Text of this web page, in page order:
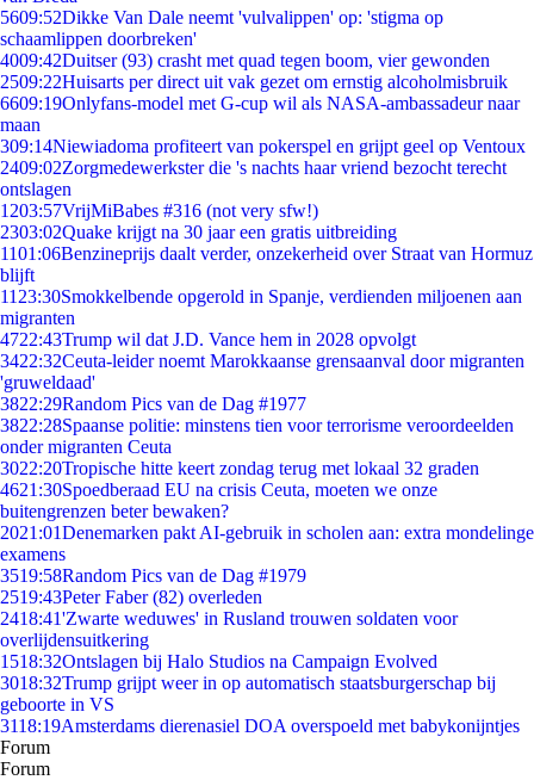
5609:52Dikke Van Dale neemt 'vulvalippen' op: 'stigma op
schaamlippen doorbreken'
4009:42Duitser (93) crasht met quad tegen boom, vier gewonden
2509:22Huisarts per direct uit vak gezet om ernstig alcoholmisbruik
6609:19Onlyfans-model met G-cup wil als NASA-ambassadeur naar
maan
309:14Niewiadoma profiteert van pokerspel en grijpt geel op Ventoux
2409:02Zorgmedewerkster die 's nachts haar vriend bezocht terecht
ontslagen
1203:57VrijMiBabes #316 (not very sfw!)
2303:02Quake krijgt na 30 jaar een gratis uitbreiding
1101:06Benzineprijs daalt verder, onzekerheid over Straat van Hormuz
blijft
11 23:30Smokkelbende opgerold in Spanje, verdienden miljoenen aan
migranten
4722:43Trump wil dat J.D. Vance hem in 2028 opvolgt
3422:32Ceuta-leider noemt Marokkaanse grensaanval door migranten
'gruweldaad'
3822:29Random Pics van de Dag #1977
3822:28Spaanse politie: minstens tien voor terrorisme veroordeelden
onder migranten Ceuta
3022:20Tropische hitte keert zondag terug met lokaal 32 graden
4621:30Spoedberaad EU na crisis Ceuta, moeten we onze
buitengrenzen beter bewaken?
2021:01Denemarken pakt AI-gebruik in scholen aan: extra mondelinge
examens
3519:58Random Pics van de Dag #1979
2519:43Peter Faber (82) overleden
2418:41'Zwarte weduwes' in Rusland trouwen soldaten voor
overlijdensuitkering
1518:32Ontslagen bij Halo Studios na Campaign Evolved
3018:32Trump grijpt weer in op automatisch staatsburgerschap bij
geboorte in VS
3118:19Amsterdams dierenasiel DOA overspoeld met babykonijntjes
Forum
Forum